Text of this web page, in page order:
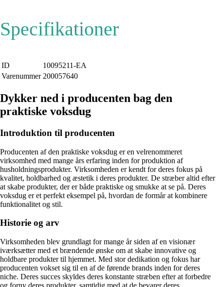
Specifikationer
ID
10095211-EA
Varenummer 200057640
Dykker ned i producenten bag den
praktiske voksdug
Introduktion til producenten
Producenten af den praktiske voksdug er en velrenommeret
virksomhed med mange års erfaring inden for produktion af
husholdningsprodukter. Virksomheden er kendt for deres fokus på
kvalitet, holdbarhed og æstetik i deres produkter. De stræber altid efter
at skabe produkter, der er både praktiske og smukke at se på. Deres
voksdug er et perfekt eksempel på, hvordan de formår at kombinere
funktionalitet og stil.
Historie og arv
Virksomheden blev grundlagt for mange år siden af en visionær
iværksætter med et brændende ønske om at skabe innovative og
holdbare produkter til hjemmet. Med stor dedikation og fokus har
producenten vokset sig til en af de førende brands inden for deres
niche. Deres succes skyldes deres konstante stræben efter at forbedre
og forny deres produkter, samtidig med at de bevarer deres